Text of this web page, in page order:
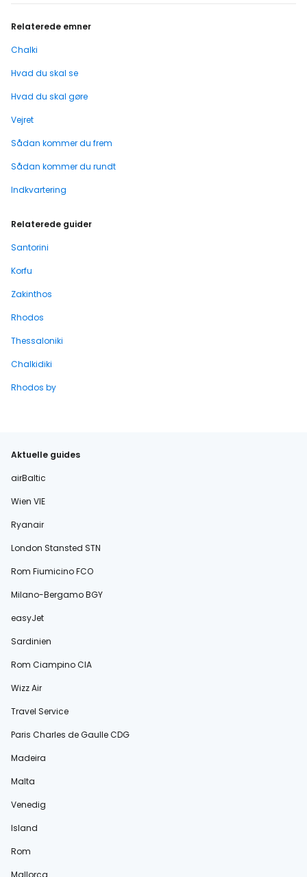
Relaterede emner
Chalki
Hvad du skal se
Hvad du skal gøre
Vejret
Sådan kommer du frem
Sådan kommer du rundt
Indkvartering
Relaterede guider
Santorini
Korfu
Zakinthos
Rhodos
Thessaloniki
Chalkidiki
Rhodos by
Aktuelle guides
airBaltic
Wien VIE
Ryanair
London Stansted STN
Rom Fiumicino FCO
Milano-Bergamo BGY
easyJet
Sardinien
Rom Ciampino CIA
Wizz Air
Travel Service
Paris Charles de Gaulle CDG
Madeira
Malta
Venedig
Island
Rom
Mallorca